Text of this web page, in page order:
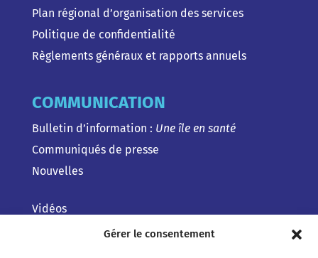
Gérer le consentement
Plan régional d’organisation des services
Politique de confidentialité
Règlements généraux et rapports annuels
COMMUNICATION
Bulletin d’information : Une île en santé
Communiqués de presse
Nouvelles
Vidéos